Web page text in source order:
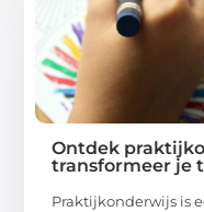
Ontdek
transformeer je
Praktijkonderwijs is